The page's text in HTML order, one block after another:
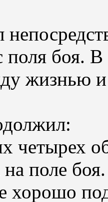
поля боя.
жизнью
четырех
на поле
хорошо